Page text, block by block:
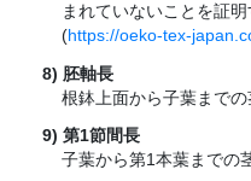
まれていないことを証明
(https://oeko-tex-
胚軸長
根鉢上面から子葉までの
第1節間長
子葉から第1本葉までの